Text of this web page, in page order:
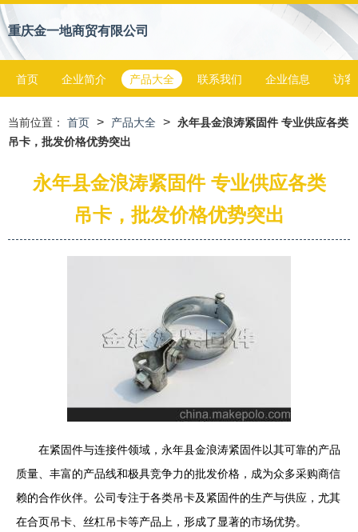
重庆金一地商贸有限公司
首页 企业简介 产品大全 联系我们 企业信息 访客
当前位置： 首页 > 产品大全 > 永年县金浪涛紧固件 专业供应各类
吊卡，批发价格优势突出
永年县金浪涛紧固件 专业供应各类
吊卡，批发价格优势突出
在紧固件与连接件领域，永年县金浪涛紧固件以其可靠的产品
质量、丰富的产品线和极具竞争力的批发价格，成为众多采购商信
赖的合作伙伴。公司专注于各类吊卡及紧固件的生产与供应，尤其
在合页吊卡、丝杠吊卡等产品上，形成了显著的市场优势。